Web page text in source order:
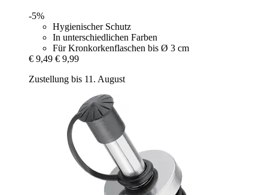
-5%
Hygienischer Schutz
In unterschiedlichen Farben
Für Kronkorkenflaschen bis Ø 3 cm
€ 9,49 € 9,99
Zustellung bis 11. August